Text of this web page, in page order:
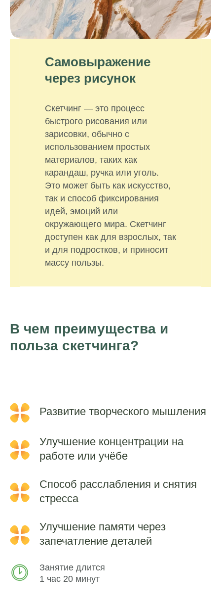
Самовыражение
через рисунок
Скетчинг — это процесс
быстрого рисования или
зарисовки, обычно с
использованием простых
материалов, таких как
карандаш, ручка или уголь.
Это может быть как искусство,
так и способ фиксирования
идей, эмоций или
окружающего мира. Скетчинг
доступен как для взрослых, так
и для подростков, и приносит
массу пользы.
В чем преимущества и
польза скетчинга?
Развитие творческого мышления
Улучшение концентрации на
работе или учёбе
Способ расслабления и снятия
стресса
Улучшение памяти через
запечатление деталей
Занятие длится
1 час 20 минут